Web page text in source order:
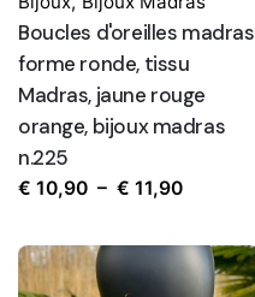
Boucles d'oreilles madras
forme ronde, tissu
Madras, jaune rouge
orange, bijoux madras
n.225
€ 10,90 – € 11,90Plage
prix :
€ 10,90